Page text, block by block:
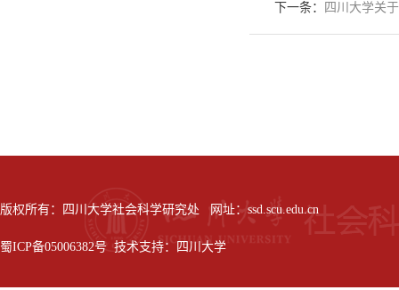
下一条： 四川大学关
版权所有：四川大学社会科学研究处 网址：ssd.scu.edu.cn
蜀ICP备05006382号 技术支持：四川大学